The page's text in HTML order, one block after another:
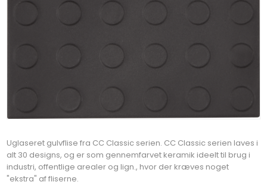
Uglaseret gulvflise fra CC Classic serien. CC Classic serien laves i
alt 30 designs, og er som gennemfarvet keramik ideelt til brug i
industri, offentlige arealer og lign., hvor der kræves noget
"ekstra" af fliserne.